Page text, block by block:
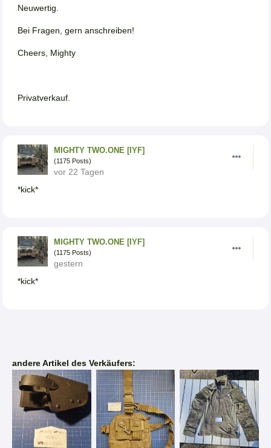
Neuwertig.
Bei Fragen, gern anschreiben!
Cheers, Mighty
Privatverkauf.
MIGHTY TWO.ONE [IYF]
(1175 Posts)
vor 22 Tagen
*kick*
MIGHTY TWO.ONE [IYF]
(1175 Posts)
gestern
*kick*
andere Artikel des Verkäufers: